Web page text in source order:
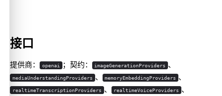
接口
提供商： openai ；契约： imageGenerationProviders 、
mediaUnderstandingProviders 、 memoryEmbeddingProviders 、
realtimeTranscriptionProviders 、 realtimeVoiceProviders 、
Molty